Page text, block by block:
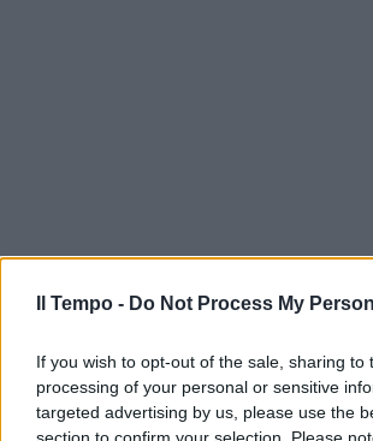
Il Tempo - Do Not Process My
If you wish to opt-out of the sale, sharing to
processing of your personal or sensitive
targeted advertising by us, please use the
section to confirm your selection. Please